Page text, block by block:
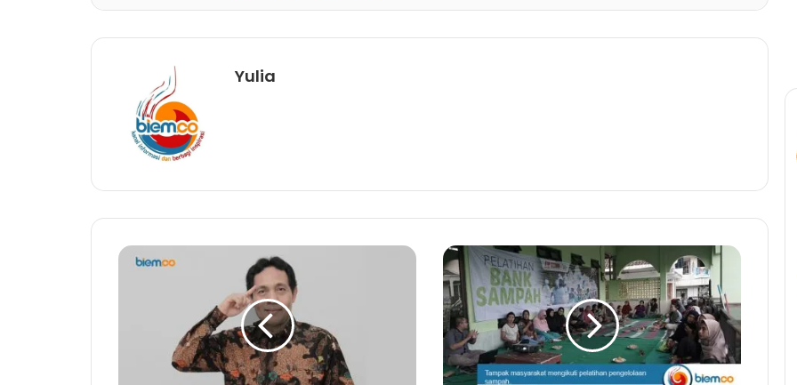
Yulia